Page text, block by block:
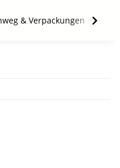
& Verpackungen